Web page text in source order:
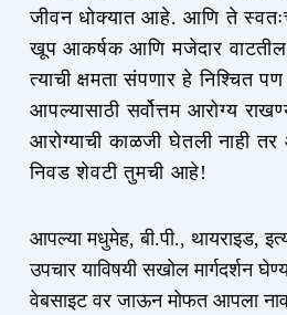
जीवन धोक्यात आहे. आणि ते
खूप आकर्षक आणि मजेदार वाटतील
त्याची क्षमता संपणार हे
आपल्यासाठी सर्वोत्तम आरोग्य
आरोग्याची काळजी घेतली नाही
निवड शेवटी तुमची आहे!
आपल्या मधुमेह, बी.पी., थायराइड,
उपचार याविषयी सखोल मार्गदर्शन
वेबसाइट वर जाऊन मोफत आपला